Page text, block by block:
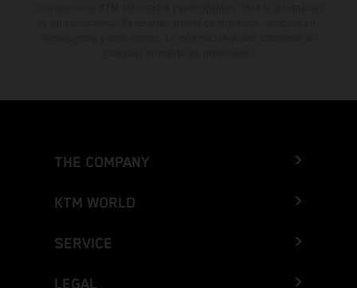
THE COMPANY
KTM WORLD
SERVICE
LEGAL